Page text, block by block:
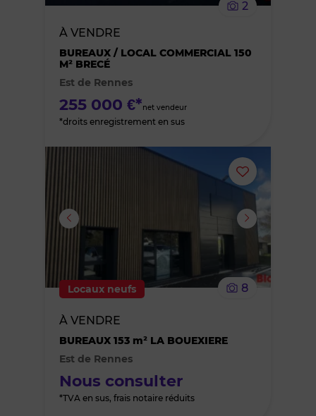
des
2
À VENDRE
BUREAUX / LOCAL COMMERCIAL 150
M² BRECÉ
Est de Rennes
255 000 €*net vendeur
*droits enregistrement en sus
Ajouter
ou
supprimer
le
Locaux neufs 8
À VENDRE
BUREAUX 153 m² LA BOUEXIERE
Est de Rennes
Nous consulter
*TVA en sus, frais notaire réduits